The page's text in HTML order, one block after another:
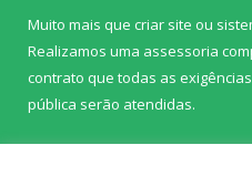
Muito mais que criar site ou
Realizamos uma assessoria
contrato que todas as
pública serão atendidas.